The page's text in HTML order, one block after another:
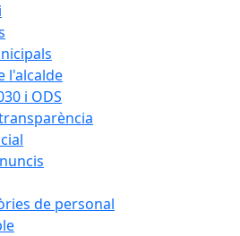
l'alcalde
i ODS
de personal